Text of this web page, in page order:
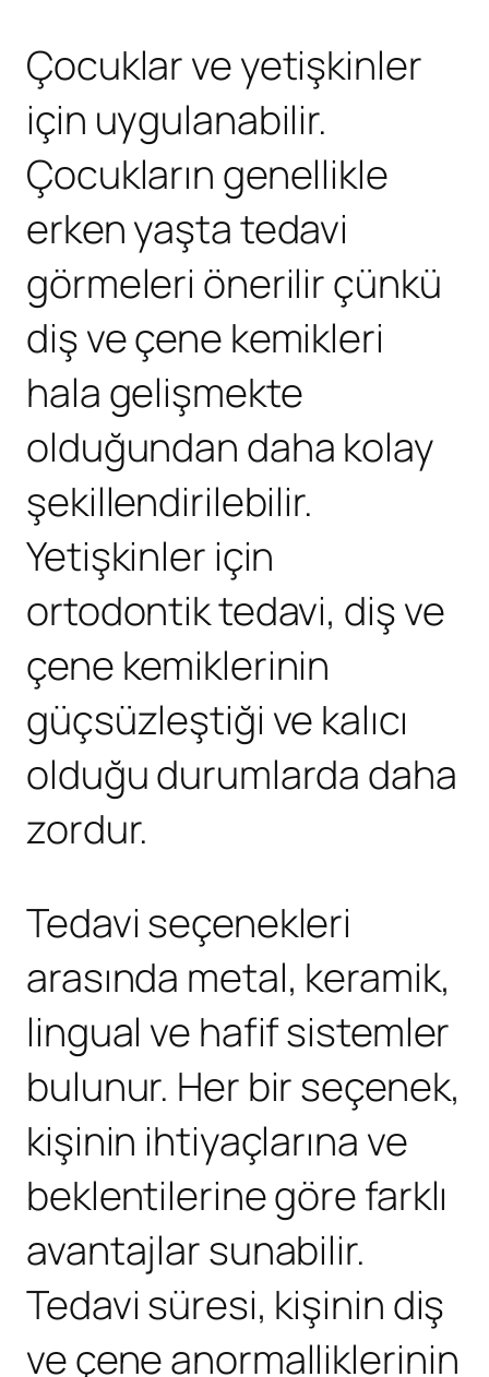
Çocuklar ve yetişkinler
için uygulanabilir.
Çocukların genellikle
erken yaşta tedavi
görmeleri önerilir çünkü
diş ve çene kemikleri
hala gelişmekte
olduğundan daha kolay
şekillendirilebilir.
Yetişkinler için
ortodontik tedavi, diş ve
çene kemiklerinin
güçsüzleştiği ve kalıcı
olduğu durumlarda daha
zordur.
Tedavi seçenekleri
arasında metal, keramik,
lingual ve hafif sistemler
bulunur. Her bir seçenek,
kişinin ihtiyaçlarına ve
beklentilerine göre farklı
avantajlar sunabilir.
Tedavi süresi, kişinin diş
ve çene anormalliklerinin